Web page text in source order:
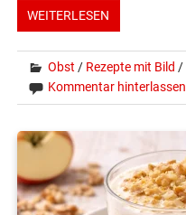
WEITERLESEN
Obst / Rezepte mit Bild /
Kommentar hinterlassen